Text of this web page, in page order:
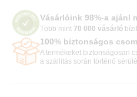
Vásárlóink 98%-a ajánl
Több mint 70 000 vásárló
100% biztonságos
A termékeket biztonságosan
a szállítás során történő